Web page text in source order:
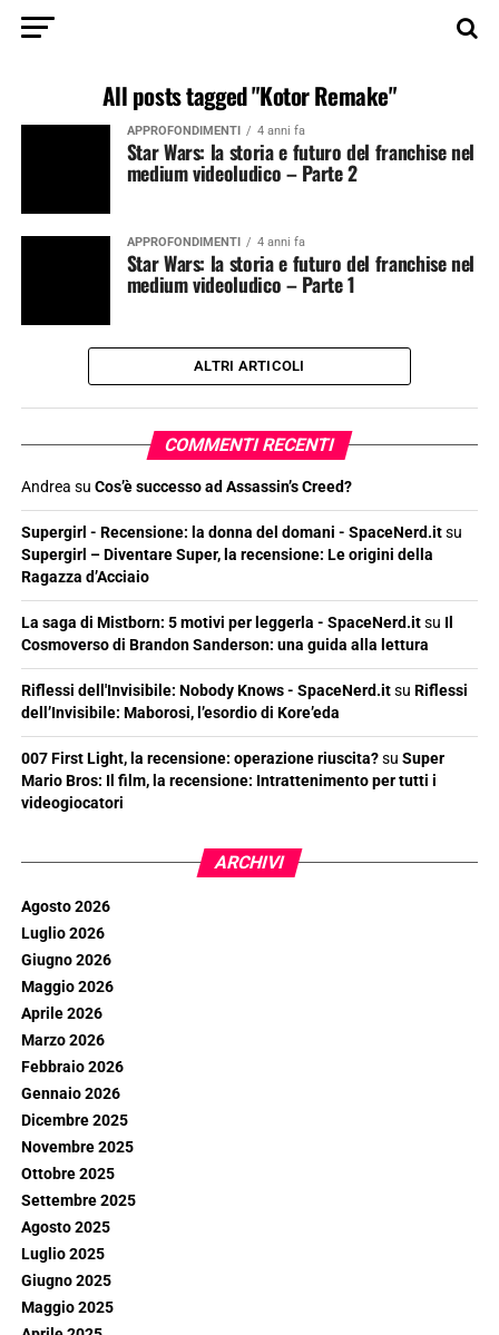
All posts tagged "Kotor Remake"
APPROFONDIMENTI 4 anni fa
Star Wars: la storia e futuro del franchise nel
medium videoludico – Parte 2
APPROFONDIMENTI 4 anni fa
Star Wars: la storia e futuro del franchise nel
medium videoludico – Parte 1
ALTRI ARTICOLI
COMMENTI RECENTI
Andrea su Cos’è successo ad Assassin’s Creed?
Supergirl - Recensione: la donna del domani - SpaceNerd.itsu
Supergirl – Diventare Super, la recensione: Le origini della
Ragazza d’Acciaio
La saga di Mistborn: 5 motivi per leggerla - SpaceNerd.itsu Il
Cosmoverso di Brandon Sanderson: una guida alla lettura
Riflessi dell'Invisibile: Nobody Knows - SpaceNerd.itsu Riflessi
dell’Invisibile: Maborosi, l’esordio di Kore’eda
007 First Light, la recensione: operazione riuscita?su Super
Mario Bros: Il film, la recensione: Intrattenimento per tutti i
videogiocatori
ARCHIVI
Agosto 2026
Luglio 2026
Giugno 2026
Maggio 2026
Aprile 2026
Marzo 2026
Febbraio 2026
Gennaio 2026
Dicembre 2025
Novembre 2025
Ottobre 2025
Settembre 2025
Agosto 2025
Luglio 2025
Giugno 2025
Maggio 2025